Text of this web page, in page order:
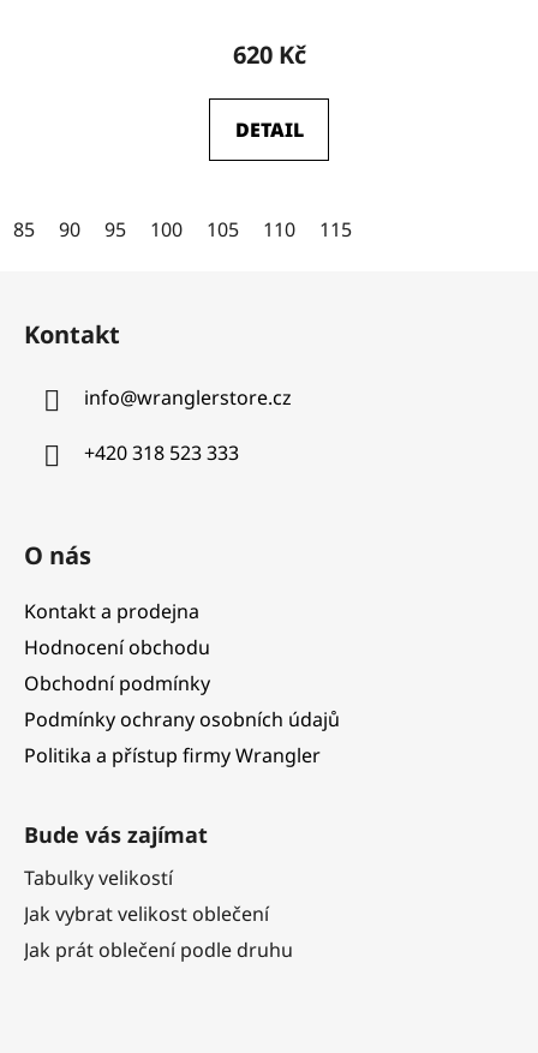
hodnocení
produktu
je
4,5
hvězdiček.
620 Kč
DETAIL
85 90 95 100 105 110 115
Kontakt
info@wranglerstore.cz
+420 318 523 333
O nás
Kontakt a prodejna
Hodnocení obchodu
Obchodní podmínky
Podmínky ochrany osobních údajů
Politika a přístup firmy Wrangler
Bude vás zajímat
Tabulky velikostí
Jak vybrat velikost oblečení
Jak prát oblečení podle druhu